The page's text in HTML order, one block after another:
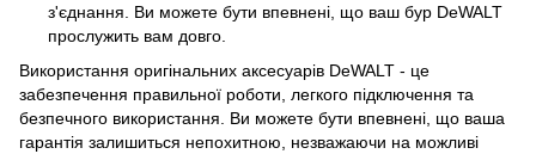
з'єднання. Ви можете бути впевнені, що ваш бур DeWALT
прослужить вам довго.
Використання оригінальних аксесуарів DeWALT - це
забезпечення правильної роботи, легкого підключення та
безпечного використання. Ви можете бути впевнені, що ваша
гарантія залишиться непохитною, незважаючи на можливі